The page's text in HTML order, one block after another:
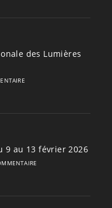
des Lumières
9 au 13 février 2026